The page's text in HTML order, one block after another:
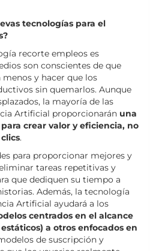
tecnologías para el
recorte empleos es
son conscientes de que
y hacer que los
sin quemarlos. Aunque
la mayoría de las
Artificial proporcionarán una
crear valor y eficiencia, no
.
para proporcionar mejores y
tareas repetitivas y
que dediquen su tiempo a
Además, la tecnología
Artificial ayudará a los
centrados en el alcance
a otros enfocados en
de suscripción y